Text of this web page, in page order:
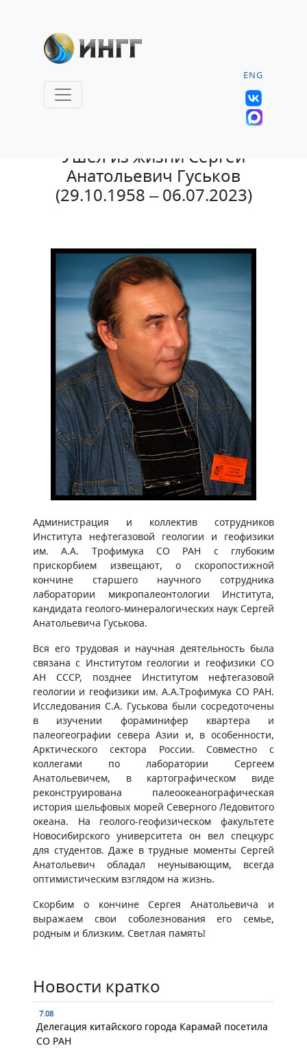
ENG
Ушел из жизни Сергей
Анатольевич Гуськов
(29.10.1958 – 06.07.2023)
Администрация и коллектив сотрудников
Института нефтегазовой геологии и геофизики
им. А.А. Трофимука СО РАН с глубоким
прискорбием извещают, о скоропостижной
кончине старшего научного сотрудника
лаборатории микропалеонтологии Института,
кандидата геолого-минералогических наук Сергей
Анатольевича Гуськова.
Вся его трудовая и научная деятельность была
связана с Институтом геологии и геофизики СО
АН СССР, позднее Институтом нефтегазовой
геологии и геофизики им. А.А.Трофимука СО РАН.
Исследования С.А. Гуськова были сосредоточены
в изучении фораминифер квартера и
палеогеографии севера Азии и, в особенности,
Арктического сектора России. Совместно с
коллегами по лаборатории Сергеем
Анатольевичем, в картографическом виде
реконструирована палеоокеанографическая
история шельфовых морей Северного Ледовитого
океана. На геолого-геофизическом факультете
Новосибирского университета он вел спецкурс
для студентов. Даже в трудные моменты Сергей
Анатольевич обладал неунывающим, всегда
оптимистическим взглядом на жизнь.
Скорбим о кончине Сергея Анатольевича и
выражаем свои соболезнования его семье,
родным и близким. Светлая память!
Новости кратко
7.08
Делегация китайского города Карамай посетила
СО РАН